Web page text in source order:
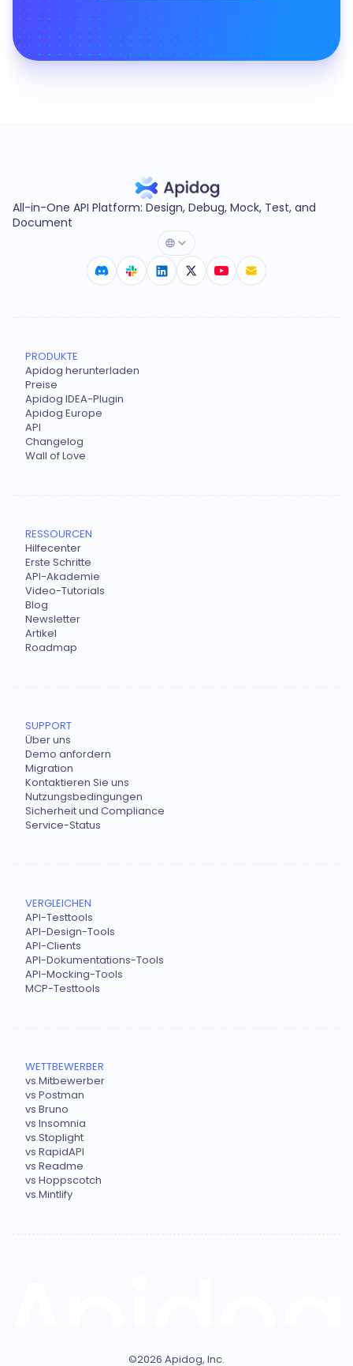
All-in-One API Platform: Design, Debug, Mock, Test, and
Document
PRODUKTE
Apidog herunterladen
Preise
Apidog IDEA-Plugin
Apidog Europe
API
Changelog
Wall of Love
RESSOURCEN
Hilfecenter
Erste Schritte
API-Akademie
Video-Tutorials
Blog
Newsletter
Artikel
Roadmap
SUPPORT
Über uns
Demo anfordern
Migration
Kontaktieren Sie uns
Nutzungsbedingungen
Sicherheit und Compliance
Service-Status
VERGLEICHEN
API-Testtools
API-Design-Tools
API-Clients
API-Dokumentations-Tools
API-Mocking-Tools
MCP-Testtools
WETTBEWERBER
vs Mitbewerber
vs Postman
vs Bruno
vs Insomnia
vs Stoplight
vs RapidAPI
vs Readme
vs Hoppscotch
vs Mintlify
©2026 Apidog, Inc.